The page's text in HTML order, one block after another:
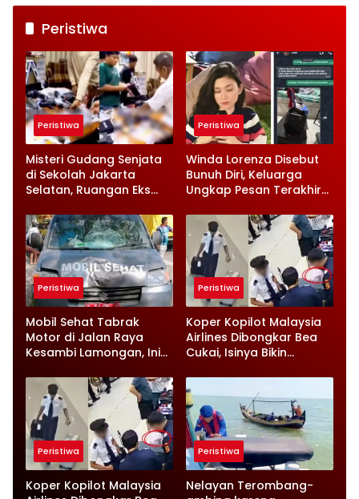
Peristiwa
Peristiwa
Misteri Gudang Senjata
di Sekolah Jakarta
Selatan, Ruangan Eks
Sorotan
Peristiwa
Winda Lorenza Disebut
Bunuh Diri, Keluarga
Ungkap Pesan Terakhir
Rumah
Peristiwa
Mobil Sehat Tabrak
Motor di Jalan Raya
Kesambi Lamongan, Ini
Peristiwa
Koper Kopilot Malaysia
Airlines Dibongkar Bea
Cukai, Isinya Bikin
Peristiwa
Koper Kopilot Malaysia
Peristiwa
Nelayan Terombang-